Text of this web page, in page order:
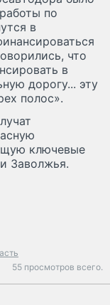
по
в
что
в
дорогу... эту
полос».
ключевые
Заволжья.
55 просмотров всего.